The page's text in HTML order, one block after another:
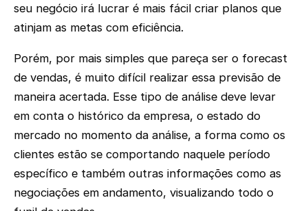
seu negócio irá lucrar é mais fácil criar planos que
atinjam as metas com eficiência.
Porém, por mais simples que pareça ser o forecast
de vendas, é muito difícil realizar essa previsão de
maneira acertada. Esse tipo de análise deve levar
em conta o histórico da empresa, o estado do
mercado no momento da análise, a forma como os
clientes estão se comportando naquele período
específico e também outras informações como as
negociações em andamento, visualizando todo o